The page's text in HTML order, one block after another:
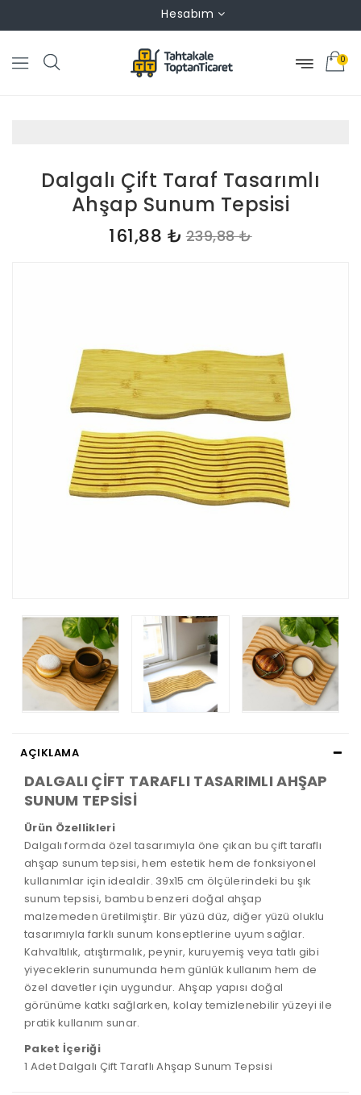
Hesabım
0
Dalgalı Çift Taraf Tasarımlı
Ahşap Sunum Tepsisi
161,88 ₺ 239,88 ₺
AÇIKLAMA
DALGALI ÇİFT TARAFLI TASARIMLI AHŞAP
SUNUM TEPSİSİ
Ürün Özellikleri
Dalgalı formda özel tasarımıyla öne çıkan bu çift taraflı
ahşap sunum tepsisi, hem estetik hem de fonksiyonel
kullanımlar için idealdir. 39x15 cm ölçülerindeki bu şık
sunum tepsisi, bambu benzeri doğal ahşap
malzemeden üretilmiştir. Bir yüzü düz, diğer yüzü oluklu
tasarımıyla farklı sunum konseptlerine uyum sağlar.
Kahvaltılık, atıştırmalık, peynir, kuruyemiş veya tatlı gibi
yiyeceklerin sunumunda hem günlük kullanım hem de
özel davetler için uygundur. Ahşap yapısı doğal
görünüme katkı sağlarken, kolay temizlenebilir yüzeyi ile
pratik kullanım sunar.
Paket İçeriği
1 Adet Dalgalı Çift Taraflı Ahşap Sunum Tepsisi